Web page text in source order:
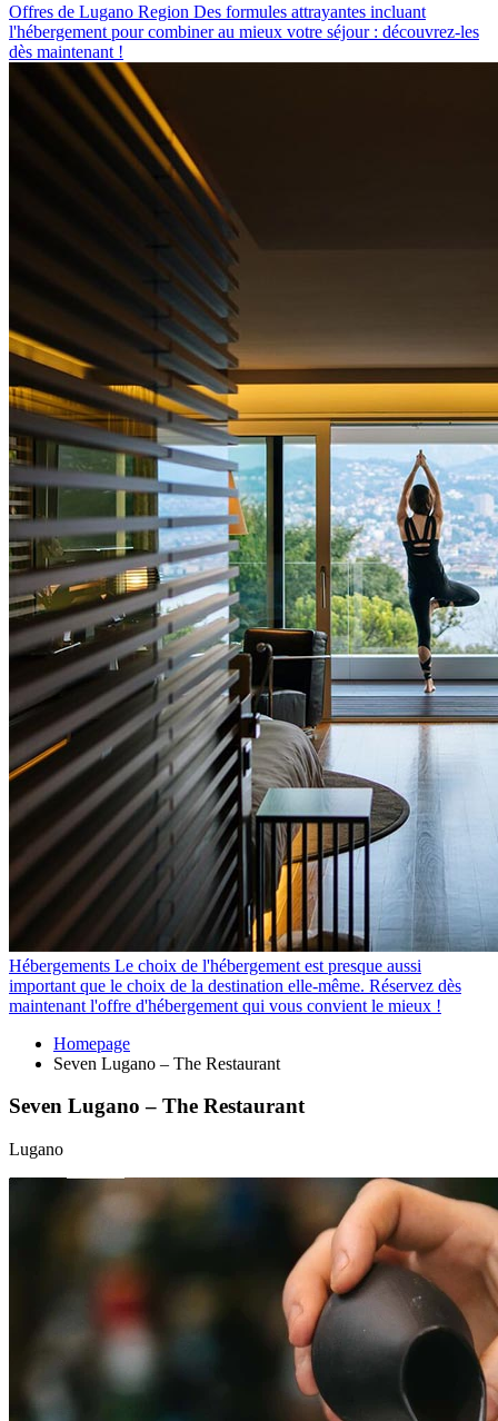
Offres de Lugano Region Des formules attrayantes incluant
l'hébergement pour combiner au mieux votre séjour : découvrez-les
dès maintenant !
Hébergements Le choix de l'hébergement est presque aussi
important que le choix de la destination elle-même. Réservez dès
maintenant l'offre d'hébergement qui vous convient le mieux !
Homepage
Seven Lugano – The Restaurant
Seven Lugano – The Restaurant
Lugano